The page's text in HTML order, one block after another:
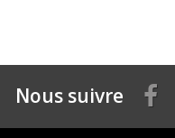
Nous suivre